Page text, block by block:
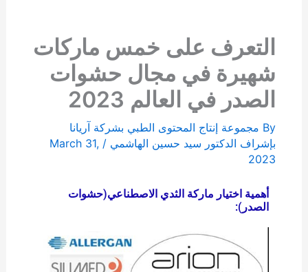
التعرف على خمس ماركات
شهيرة في مجال حشوات
الصدر في العالم 2023
By مجموعة إنتاج المحتوى الطبي بشركة آریانا
بإشراف الدكتور سيد حسين الهاشمي/
March 31,
2023
أهمية اختيار ماركة الثدي الاصطناعي(حشوات
الصدر):